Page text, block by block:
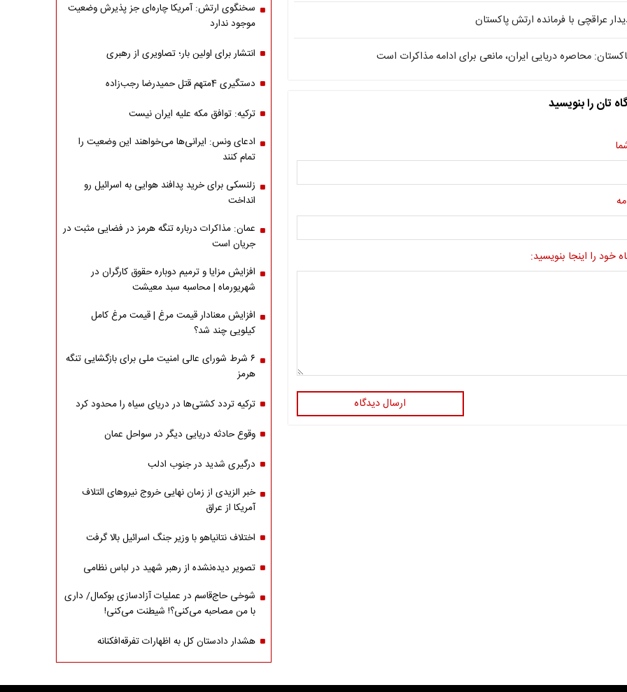
عراقچی با فرمانده ارتش پاکستان
محاصره دریایی ایران، مانعی برای ادامه مذاکرات است
تان را بنویسید
خود را اینجا بنویسید:
ارسال دیدگاه
سخنگوی ارتش: آمریکا چاره‌ای جز پذیرش وضعیت
موجود ندارد
انتشار برای اولین بار؛ تصاویری از رهبری
دستگیری 4متهم قتل حمیدرضا رجب‌زاده
ترکیه: توافق مکه علیه ایران نیست
ادعای ونس: ایرانی‌ها می‌خواهند این وضعیت را
تمام کنند
زلنسکی برای خرید پدافند هوایی به اسرائیل رو
انداخت
عمان: مذاکرات درباره تنگه هرمز در فضایی مثبت در
جریان است
افزایش مزایا و ترمیم دوباره حقوق کارگران در
شهریورماه | محاسبه سبد معیشت
افزایش معنادار قیمت مرغ | قیمت مرغ کامل
کیلویی چند شد؟
۶ شرط شورای عالی امنیت ملی برای بازگشایی تنگه
هرمز
ترکیه تردد کشتی‌ها در دریای سیاه را محدود کرد
وقوع حادثه دریایی دیگر در سواحل عمان
درگیری شدید در جنوب ادلب
خبر الزیدی از زمان نهایی خروج نیروهای ائتلاف
آمریکا از عراق
اختلاف نتانیاهو با وزیر جنگ اسرائیل بالا گرفت
تصویر دیده‌نشده از رهبر شهید در لباس نظامی
شوخی حاج‌قاسم در عملیات آزادسازی بوکمال/ داری
با من مصاحبه‌ می‌کنی؟! شیطنت می‌کنی!
هشدار دادستان کل به اظهارات تفرقه‌افکنانه